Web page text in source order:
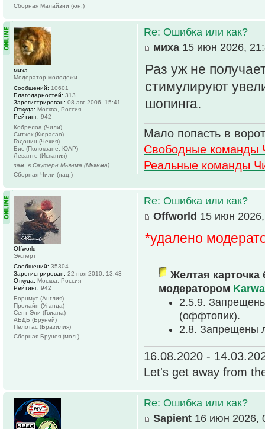
Сборная Малайзии (юн.)
Re: Ошибка или как?
миха 15 июн 2026,
Раз уж не
стимулируют
шопинга.
Мало попасть в
Свободные команды
Реальные команды
миха
Модератор молодежи
Сообщений: 10601
Благодарностей: 313
Зарегистрирован: 08 авг 2006, 15:41
Откуда: Москва, Россия
Рейтинг: 942
Кобрелоа (Чили)
Ситхок (Кюрасао)
Годонин (Чехия)
Бис (Полокване, ЮАР)
Леванте (Испания)
зам. в Саутерн Мьянма (Мьянма)
Сборная Чили (нац.)
Re: Ошибка или как?
Offworld 15 июн
*удалено
Желтая карточка
модератором
2.5.9.
(оффтопик).
2.8. Запрещены
16.08.2020 -
Let's get away from
Offworld
Эксперт
Сообщений: 35304
Зарегистрирован: 22 ноя 2010, 13:43
Откуда: Москва, Россия
Рейтинг: 942
Борнмут (Англия)
Пролайн (Уганда)
Сент-Эли (Гвиана)
АБДБ (Бруней)
Пелотас (Бразилия)
Сборная Брунея (мол.)
Re: Ошибка или как?
Sapient 16 июн 2026,